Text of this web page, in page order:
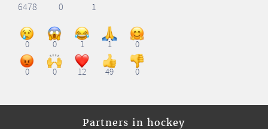
6478 0 1
0 0 1 1 0
0 0 12 49 0
Partners in hockey